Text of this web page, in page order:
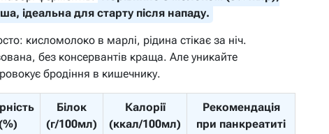
ідеальна для старту після нападу.
кисломолоко в марлі, рідина стікає за ніч.
без консервантів краща. Але уникайте
бродіння в кишечнику.
Білок
(г/100мл)
Калорії
(ккал/100мл)
Рекомендація
при панкреатиті